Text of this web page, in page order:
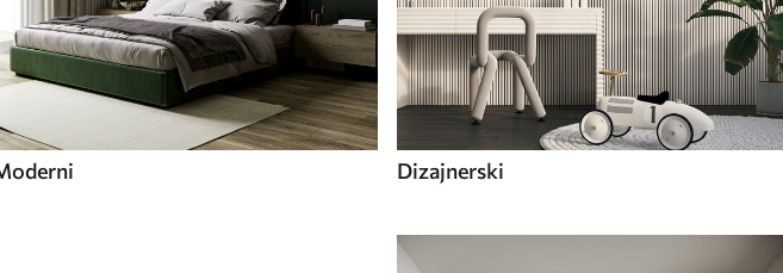
Dizajnerski